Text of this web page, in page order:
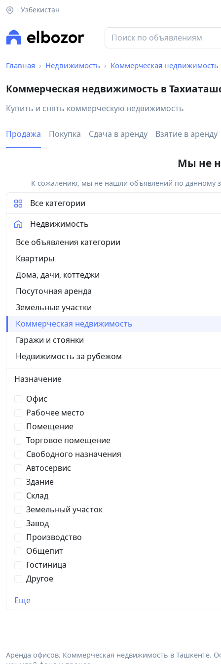
Узбекистан
Главная Недвижимость Коммерческая недвижимость
Коммерческая недвижимость в
Купить и снять коммерческую недвижимость
Продажа Покупка Сдача в аренду Взятие в аренду
Мы не
К сожалению, мы не нашли объявлений по данному
Все категории
Недвижимость
Все объявления категории
Квартиры
Дома, дачи, коттеджи
Посуточная аренда
Земельные участки
Коммерческая недвижимость
Гаражи и стоянки
Недвижимость за рубежом
Назначение
Офис
Рабочее место
Помещение
Торговое помещение
Свободного назначения
Автосервис
Здание
Склад
Земельный участок
Завод
Производство
Общепит
Гостиница
Другое
Еще
Аренда офисов. Коммерческая недвижимость в Ташкенте.